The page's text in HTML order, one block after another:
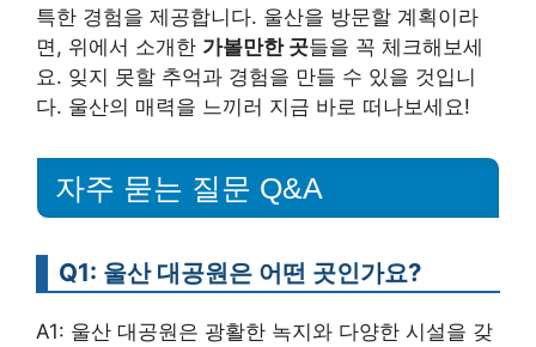
특한 경험을 제공합니다. 울산을 방문할 계획이라
면, 위에서 소개한 가볼만한 곳들을 꼭 체크해보세
요. 잊지 못할 추억과 경험을 만들 수 있을 것입니
다. 울산의 매력을 느끼러 지금 바로 떠나보세요!
자주 묻는 질문 Q&A
Q1: 울산 대공원은 어떤 곳인가요?
A1: 울산 대공원은 광활한 녹지와 다양한 시설을 갖